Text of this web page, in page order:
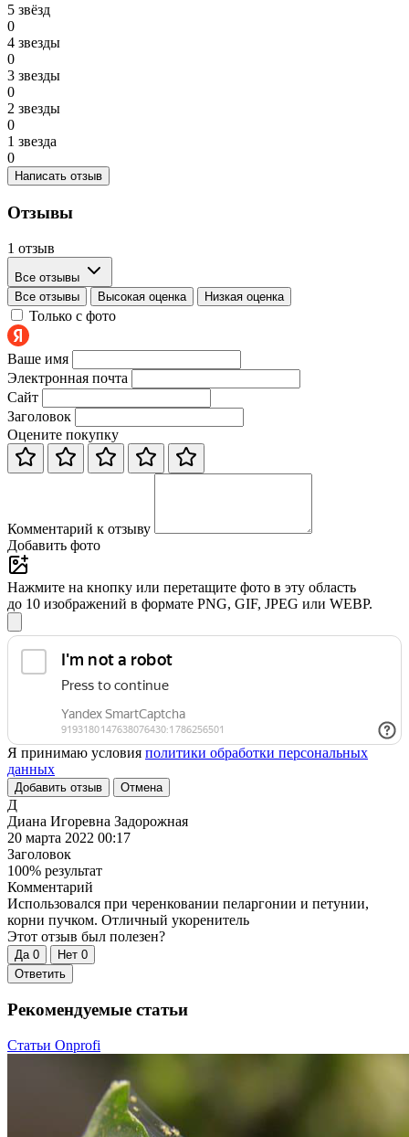
5 звёзд
0
4 звезды
0
3 звезды
0
2 звезды
0
1 звезда
0
Написать отзыв
Отзывы
1 отзыв
Все отзывы
Все отзывы
Высокая оценка Низкая оценка
Только с фото
Ваше имя
Электронная почта
Сайт
Заголовок
Оцените покупку
Комментарий к отзыву
Добавить фото
Нажмите на кнопку или перетащите фото в эту область
до 10 изображений в формате PNG, GIF, JPEG или WEBP.
Я принимаю условия политики обработки персональных
данных
Добавить отзыв Отмена
Д
Диана Игоревна Задорожная
20 марта 2022 00:17
Заголовок
100% результат
Комментарий
Использовался при черенковании пеларгонии и петунии,
корни пучком. Отличный укоренитель
Этот отзыв был полезен?
Да 0 Нет 0
Ответить
Рекомендуемые статьи
Статьи Onprofi